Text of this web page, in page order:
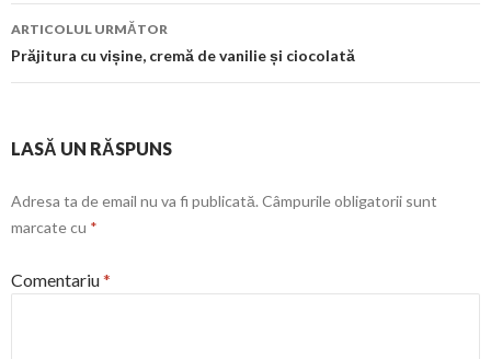
articol
ARTICOLUL URMĂTOR
Prăjitura cu vișine, cremă de vanilie și ciocolată
LASĂ UN RĂSPUNS
Adresa ta de email nu va fi publicată. Câmpurile obligatorii sunt
marcate cu *
Comentariu*